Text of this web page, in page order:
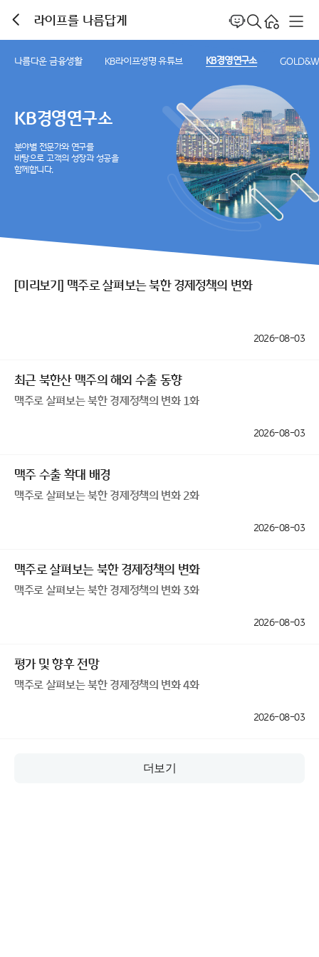
이전 페이지 라이프를 나름답게 챗봇 열기
검색 레이어 열
홈으로
이동
전체
나름다운 금융생활 KB라이프생명 유튜브 KB경영연구소
KB경영연구소
분야별 전문가와 연구를
바탕으로 고객의 성장과 성공을
함께합니다.
[미리보기] 맥주로 살펴보는 북한 경제정책의 변화
2026-08-03
최근 북한산 맥주의 해외 수출 동향
맥주로 살펴보는 북한 경제정책의 변화 1화
2026-08-03
맥주 수출 확대 배경
맥주로 살펴보는 북한 경제정책의 변화 2화
2026-08-03
맥주로 살펴보는 북한 경제정책의 변화
맥주로 살펴보는 북한 경제정책의 변화 3화
2026-08-03
평가 및 향후 전망
맥주로 살펴보는 북한 경제정책의 변화 4화
2026-08-03
더보기